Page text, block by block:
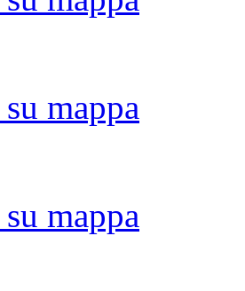
mappa
mappa